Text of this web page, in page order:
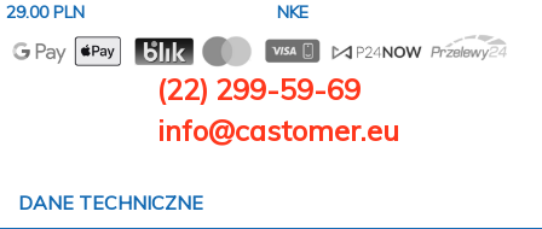
29.00 PLN
NKE
(22) 299-59-69
info@castomer.eu
DANE TECHNICZNE